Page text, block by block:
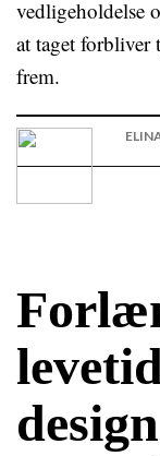
vedligeholdelse
at taget
frem.